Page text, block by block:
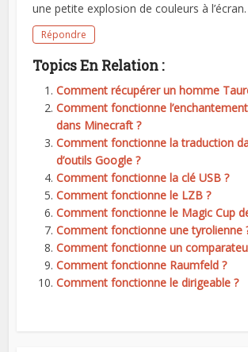
une petite explosion de couleurs à l’écran.
Répondre
Topics En Relation :
Comment récupérer un homme
Comment fonctionne
dans Minecraft ?
Comment fonctionne la traduction
d’outils Google ?
Comment fonctionne la clé USB ?
Comment fonctionne le LZB ?
Comment fonctionne le Magic Cup
Comment fonctionne une tyrolienne
Comment fonctionne un
Comment fonctionne Raumfeld ?
Comment fonctionne le dirigeable ?